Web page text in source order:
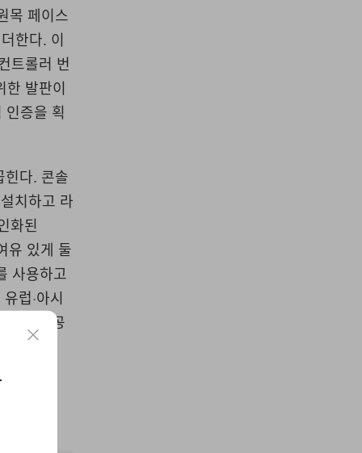
목 페이스
한다. 이
트롤러 번
발판이
증을 획
힌다. 콘솔
치하고 라
화된
유 있게 둘
사용하고
럽·아시
기기가 공